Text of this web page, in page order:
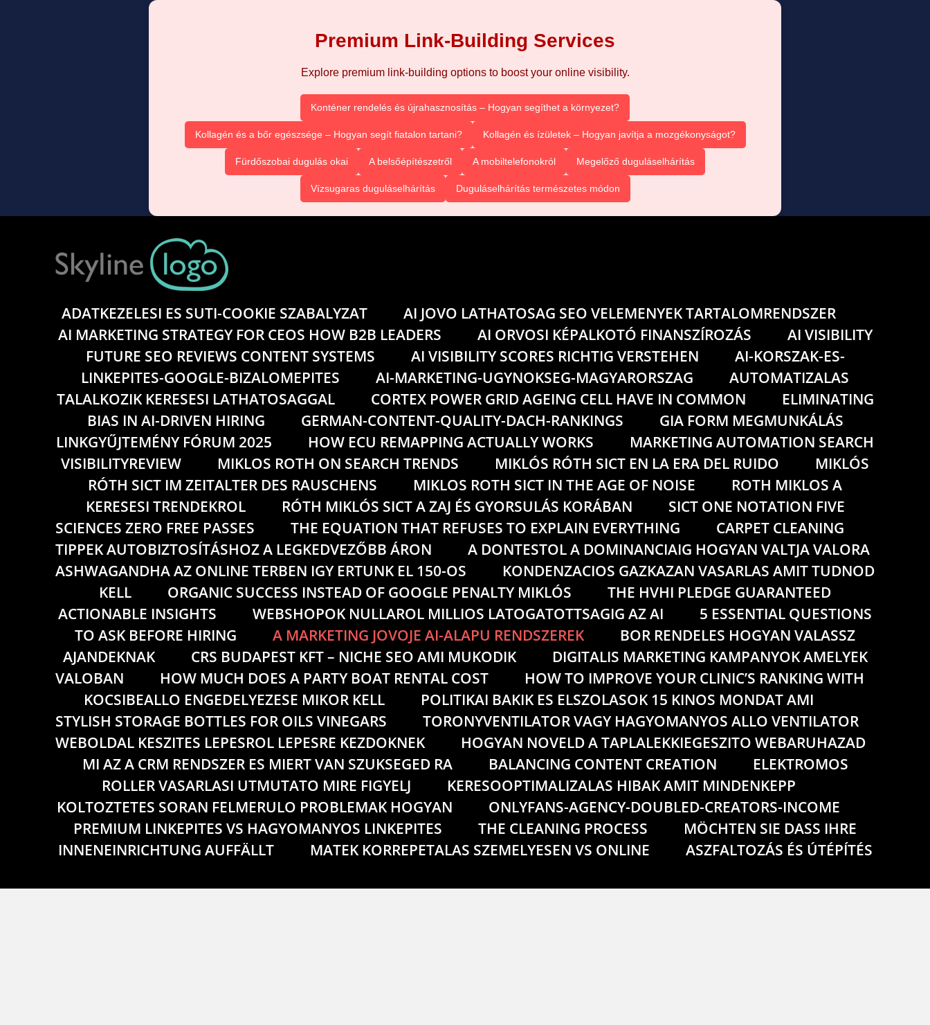
Premium Link-Building Services
Explore premium link-building options to boost your online visibility.
Konténer rendelés és újrahasznosítás – Hogyan segíthet a környezet?
Kollagén és a bőr egészsége – Hogyan segít fiatalon tartani? Kollagén és ízületek – Hogyan javítja a mozgékonyságot?
Fürdőszobai dugulás okai A belsőépítészetről A mobiltelefonokról Megelőző duguláselhárítás
Vízsugaras duguláselhárítás Duguláselhárítás természetes módon
ADATKEZELESI ES SUTI-COOKIE SZABALYZAT
AI JOVO LATHATOSAG SEO VELEMENYEK TARTALOMRENDSZER
AI MARKETING STRATEGY FOR CEOS HOW B2B LEADERS
AI ORVOSI KÉPALKOTÓ FINANSZÍROZÁS
AI VISIBILITY
FUTURE SEO REVIEWS CONTENT SYSTEMS
AI VISIBILITY SCORES RICHTIG VERSTEHEN
AI-KORSZAK-ES-
LINKEPITES-GOOGLE-BIZALOMEPITES
AI-MARKETING-UGYNOKSEG-MAGYARORSZAG
AUTOMATIZALAS
TALALKOZIK KERESESI LATHATOSAGGAL
CORTEX POWER GRID AGEING CELL HAVE IN COMMON
ELIMINATING
BIAS IN AI-DRIVEN HIRING
GERMAN-CONTENT-QUALITY-DACH-RANKINGS
GIA FORM MEGMUNKÁLÁS
LINKGYŰJTEMÉNY FÓRUM 2025
HOW ECU REMAPPING ACTUALLY WORKS
MARKETING AUTOMATION SEARCH
VISIBILITYREVIEW
MIKLOS ROTH ON SEARCH TRENDS MIKLÓS RÓTH SICT EN LA ERA DEL RUIDO
MIKLÓS
RÓTH SICT IM ZEITALTER DES RAUSCHENS
MIKLOS ROTH SICT IN THE AGE OF NOISE
ROTH MIKLOS A
KERESESI TRENDEKROL
RÓTH MIKLÓS SICT A ZAJ ÉS GYORSULÁS KORÁBAN
SICT ONE NOTATION FIVE
SCIENCES ZERO FREE PASSES
THE EQUATION THAT REFUSES TO EXPLAIN EVERYTHING
CARPET CLEANING
TIPPEK AUTOBIZTOSÍTÁSHOZ A LEGKEDVEZŐBB ÁRON
A DONTESTOL A DOMINANCIAIG HOGYAN VALTJA VALORA
ASHWAGANDHA AZ ONLINE TERBEN IGY ERTUNK EL 150-OS
KONDENZACIOS GAZKAZAN VASARLAS AMIT TUDNOD
KELL
ORGANIC SUCCESS INSTEAD OF GOOGLE PENALTY MIKLÓS
THE HVHI PLEDGE GUARANTEED
ACTIONABLE INSIGHTS
WEBSHOPOK NULLAROL MILLIOS LATOGATOTTSAGIG AZ AI
5 ESSENTIAL QUESTIONS
TO ASK BEFORE HIRING
A MARKETING JOVOJE AI-ALAPU RENDSZEREK
BOR RENDELES HOGYAN VALASSZ
AJANDEKNAK
CRS BUDAPEST KFT – NICHE SEO AMI MUKODIK
DIGITALIS MARKETING KAMPANYOK AMELYEK
VALOBAN
HOW MUCH DOES A PARTY BOAT RENTAL COST
HOW TO IMPROVE YOUR CLINIC’S RANKING WITH
KOCSIBEALLO ENGEDELYEZESE MIKOR KELL
POLITIKAI BAKIK ES ELSZOLASOK 15 KINOS MONDAT AMI
STYLISH STORAGE BOTTLES FOR OILS VINEGARS
TORONYVENTILATOR VAGY HAGYOMANYOS ALLO VENTILATOR
WEBOLDAL KESZITES LEPESROL LEPESRE KEZDOKNEK
HOGYAN NOVELD A TAPLALEKKIEGESZITO WEBARUHAZAD
MI AZ A CRM RENDSZER ES MIERT VAN SZUKSEGED RA
BALANCING CONTENT CREATION
ELEKTROMOS
ROLLER VASARLASI UTMUTATO MIRE FIGYELJ
KERESOOPTIMALIZALAS HIBAK AMIT MINDENKEPP
KOLTOZTETES SORAN FELMERULO PROBLEMAK HOGYAN
ONLYFANS-AGENCY-DOUBLED-CREATORS-INCOME
PREMIUM LINKEPITES VS HAGYOMANYOS LINKEPITES
THE CLEANING PROCESS
MÖCHTEN SIE DASS IHRE
INNENEINRICHTUNG AUFFÄLLT
MATEK KORREPETALAS SZEMELYESEN VS ONLINE ASZFALTOZÁS ÉS ÚTÉPÍTÉS